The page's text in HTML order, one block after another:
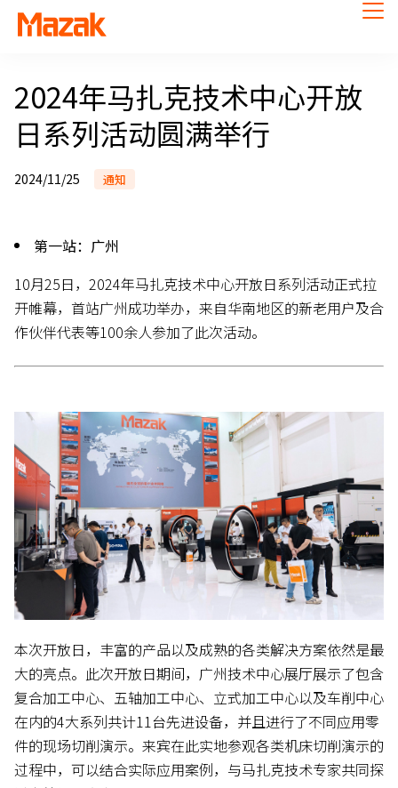
2024年马扎克技术中心开放
日系列活动圆满举行
2024/11/25 通知
第一站：广州
10月25日，2024年马扎克技术中心开放日系列活动正式拉
开帷幕，首站广州成功举办，来自华南地区的新老用户及合
作伙伴代表等100余人参加了此次活动。
本次开放日，丰富的产品以及成熟的各类解决方案依然是最
大的亮点。此次开放日期间，广州技术中心展厅展示了包含
复合加工中心、五轴加工中心、立式加工中心以及车削中心
在内的4大系列共计11台先进设备，并且进行了不同应用零
件的现场切削演示。来宾在此实地参观各类机床切削演示的
过程中，可以结合实际应用案例，与马扎克技术专家共同探